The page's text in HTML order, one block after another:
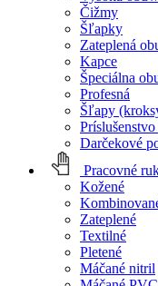
Čižmy
Šľapky
Zateplená
Kapce
Špeciálna
Profesná
Šľapy
Darčekové
Pracovné
Kožené
Zateplené
Textilné
Pletené
Máčané nitril